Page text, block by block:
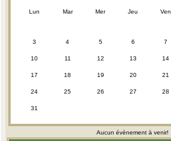
Lun Mar Mer Jeu Ven
3 4 5 6 7
10 11 12 13 14
17 18 19 20 21
24 25 26 27 28
31
Aucun évènement à venir!